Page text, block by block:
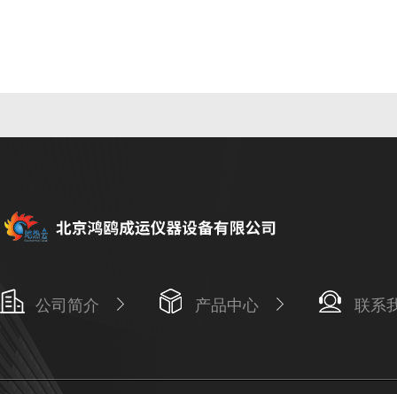
公司简介 产品中心 联系